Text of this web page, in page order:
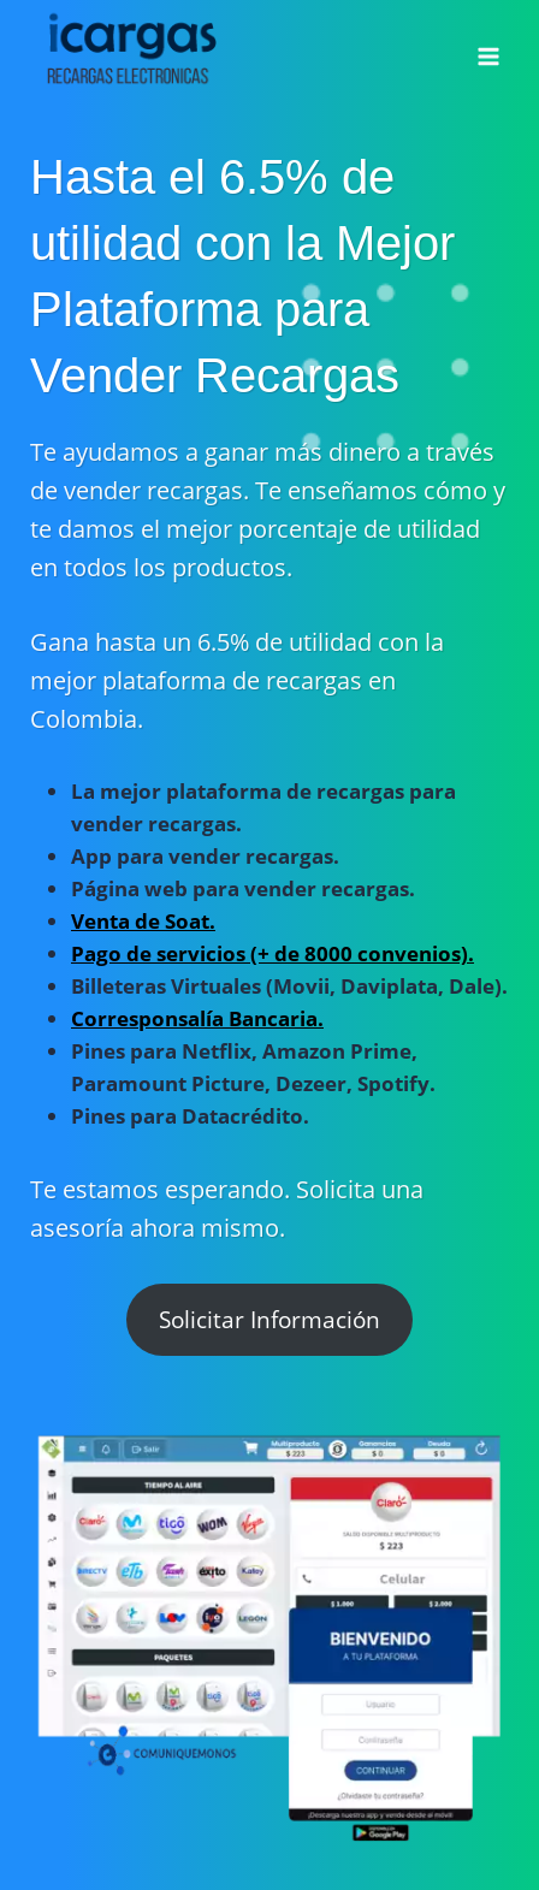
Saltar
contenido
Hasta el 6.5% de
utilidad con la Mejor
Plataforma para
Vender Recargas
Te ayudamos a ganar más dinero a través
de vender recargas. Te enseñamos cómo y
te damos el mejor porcentaje de utilidad
en todos los productos.
Gana hasta un 6.5% de utilidad con la
mejor plataforma de recargas en
Colombia.
La mejor plataforma de recargas para
vender recargas.
App para vender recargas.
Página web para vender recargas.
Venta de Soat.
Pago de servicios (+ de 8000 convenios).
Billeteras Virtuales (Movii, Daviplata, Dale).
Corresponsalía Bancaria.
Pines para Netflix, Amazon Prime,
Paramount Picture, Dezeer, Spotify.
Pines para Datacrédito.
Te estamos esperando. Solicita una
asesoría ahora mismo.
Solicitar Información